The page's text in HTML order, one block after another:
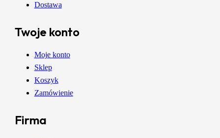
Dostawa
Twoje konto
Moje konto
Sklep
Koszyk
Zamówienie
Firma